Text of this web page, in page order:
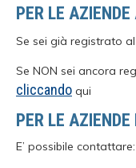
PER LE
Se sei già registrato
Se NON sei ancora
cliccando qui
PER LE
E’ possibile contattare: